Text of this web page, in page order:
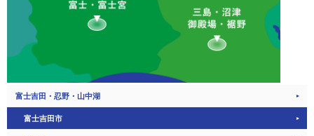
富士吉田・忍野・山中湖
富士吉田市